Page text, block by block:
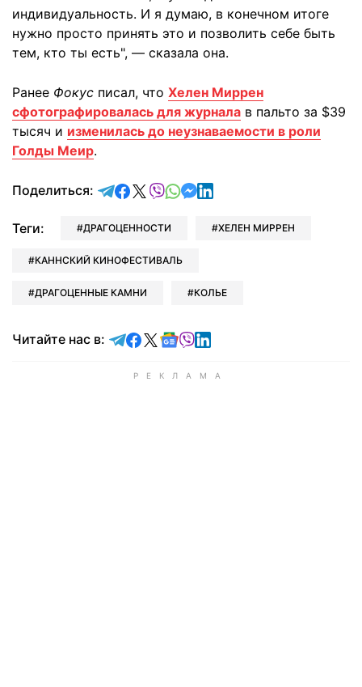
индивидуальность. И я думаю, в конечном итоге
нужно просто принять это и позволить себе быть
тем, кто ты есть", — сказала она.
Ранее Фокус писал, что Хелен Миррен
сфотографировалась для журнала в пальто за $39
тысяч и изменилась до неузнаваемости в роли
Голды Меир.
Поделиться: отправить в Telegram
поделиться в Facebook
поделиться в X
отправить в Viber
отправить в Whatsapp
отправить в Messenger
отправить в LinkedIn
Теги: ДРАГОЦЕННОСТИ ХЕЛЕН МИРРЕН
КАННСКИЙ КИНОФЕСТИВАЛЬ
ДРАГОЦЕННЫЕ КАМНИ КОЛЬЕ
Читайте нас в: Читайте в Telegram
Читайте в Facebook
Читайте в X
Читайте в Google news
Читайте в Viber
Читайте в LinkedIn